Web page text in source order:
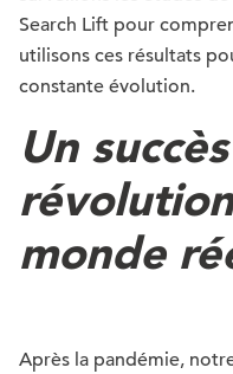
Search Lift pour
utilisons ces résultats
constante évolution.
Un succès
monde
Après la pandémie,